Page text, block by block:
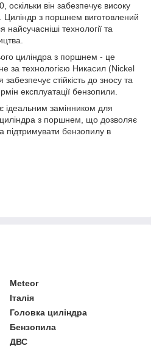
оскільки він забезпечує високу
Циліндр з поршнем виготовлений
найсучасніші технології та
циліндра з поршнем - це
за технологією Никасил (Nickel
стійкість до зносу та
експлуатації бензопили.
замінником для
з поршнем, що дозволяє
підтримувати бензопилу в
Meteor
Італія
Головка циліндра
Бензопила
ДВС